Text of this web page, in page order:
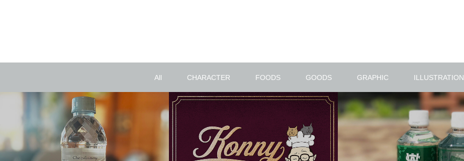
All CHARACTER FOODS GOODS GRAPHIC ILLUSTRATION